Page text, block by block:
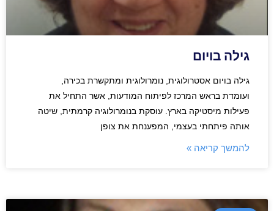
גילה בויום
גילה בויום אסטרולוגית, נומרולוגית ומתקשרת בכירה,
ועומדת בראש המרכז לפיתוח המודעות, אשר התחיל את
פעילות מיסטיקה בארץ. עוסקת בנומרולוגיה קרמתית, שיטה
אותה פיתחתי בעצמי, המפענחת את צופן
להמשך קריאה »